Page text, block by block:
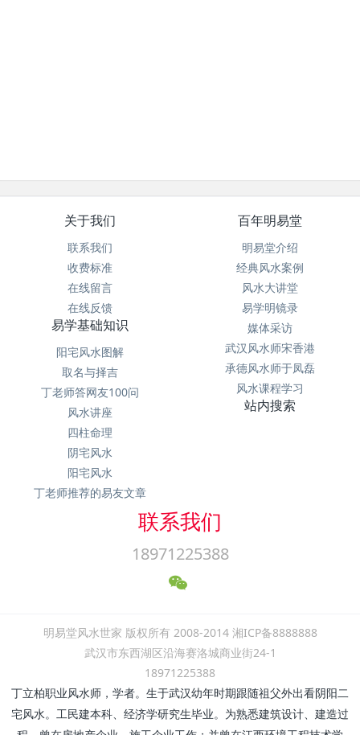
关于我们
联系我们
收费标准
在线留言
在线反馈
百年明易堂
明易堂介绍
经典风水案例
风水大讲堂
易学明镜录
媒体采访
武汉风水师宋香港
承德风水师于凤磊
风水课程学习
易学基础知识
阳宅风水图解
取名与择吉
丁老师答网友100问
风水讲座
四柱命理
阴宅风水
阳宅风水
丁老师推荐的易友文章
站内搜索
联系我们
18971225388
明易堂风水世家 版权所有 2008-2014 湘ICP备8888888
武汉市东西湖区沿海赛洛城商业街24-1
18971225388
丁立柏职业风水师，学者。生于武汉幼年时期跟随祖父外出看阴阳二
宅风水。工民建本科、经济学研究生毕业。为熟悉建筑设计、建造过